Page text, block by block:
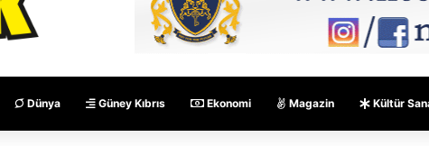
Dünya Güney Kıbrıs Ekonomi Magazin Kültür